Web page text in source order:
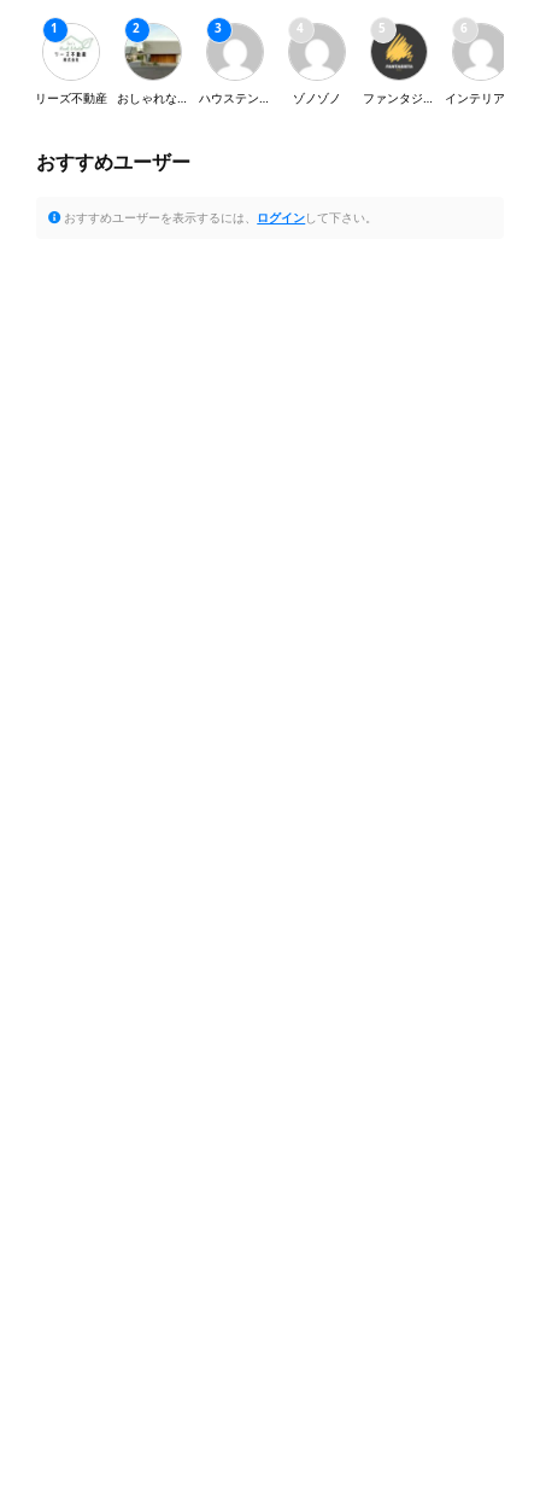
リーズ不動産 おしゃれな家が好き ハウステンボス ゾノゾノ ファンタジスタ
おすすめユーザー
おすすめユーザーを表示するには、 ログインして下さい。